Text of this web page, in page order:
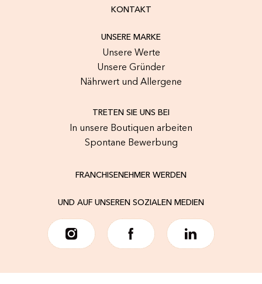
KONTAKT
UNSERE MARKE
Unsere Werte
Unsere Gründer
Nährwert und Allergene
TRETEN SIE UNS BEI
In unsere Boutiquen arbeiten
Spontane Bewerbung
FRANCHISENEHMER WERDEN
UND AUF UNSEREN SOZIALEN MEDIEN